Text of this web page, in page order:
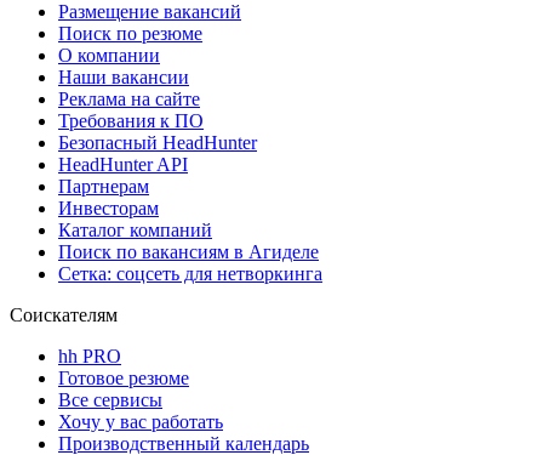
Размещение вакансий
Поиск по резюме
О компании
Наши вакансии
Реклама на сайте
Требования к ПО
Безопасный HeadHunter
HeadHunter API
Партнерам
Инвесторам
Каталог компаний
Поиск по вакансиям в Агиделе
Сетка: соцсеть для нетворкинга
Соискателям
hh PRO
Готовое резюме
Все сервисы
Хочу у вас работать
Производственный календарь